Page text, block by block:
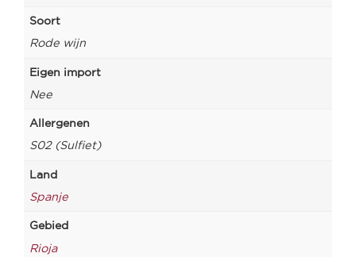
Soort
Rode wijn
Eigen import
Nee
Allergenen
S02 (Sulfiet)
Land
Spanje
Gebied
Rioja